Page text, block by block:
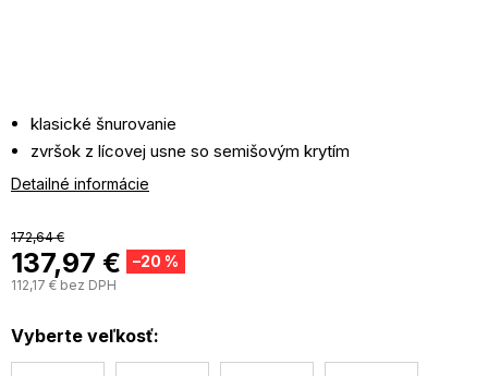
172,64 €
–20 %
137,97 €
112,17 € bez DPH
Vyberte veľkosť:
klasické šnurovanie
zvršok z lícovej usne so semišovým krytím
podšívka zo syntetickej kože
Detailné informácie